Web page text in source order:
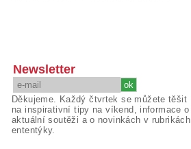
Newsletter
Děkujeme. Každý čtvrtek se můžete těšit
na inspirativní tipy na víkend, informace o
aktuální soutěži a o novinkách v rubrikách
ententýky.